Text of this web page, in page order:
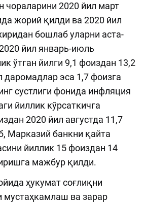
чораларини 2020 йил март
жорий қилди ва 2020 йил
бошлаб уларни аста-
йил январь-июль
ўтган йилги 9,1 фоиздан 13,2
даромадлар эса 1,7 фоизга
сустлиги фонида инфляция
йиллик кўрсаткичга
2020 йил августда 11,7
Марказий банкни қайта
йиллик 15 фоиздан 14
мажбур қилди.
ҳукумат соғлиқни
мустаҳкамлаш ва зарар